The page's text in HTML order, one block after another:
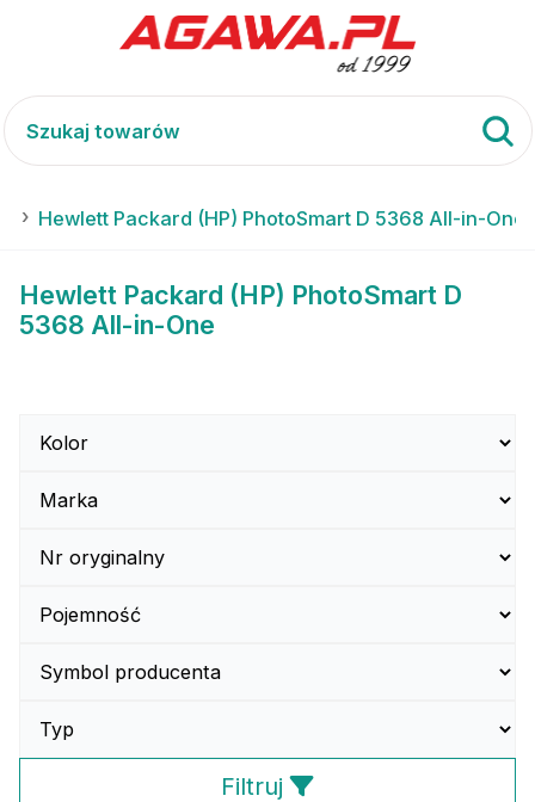
Hewlett Packard (HP) PhotoSmart D 5368 All-in-One
Hewlett Packard (HP) PhotoSmart D
5368 All-in-One
Filtruj